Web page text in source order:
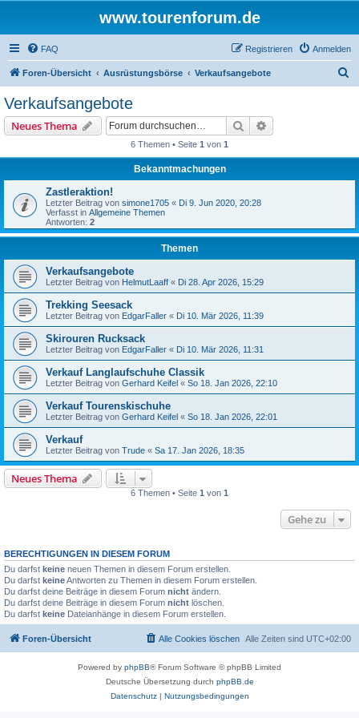
www.tourenforum.de
FAQ Anmelden
Registrieren
Foren-Übersicht Ausrüstungsbörse Verkaufsangebote
Verkaufsangebote
Neues Thema Suche
6 Themen • Seite 1 von 1
Bekanntmachungen
Zastleraktion!
Letzter Beitrag von simone1705 « Di 9. Jun 2020, 20:28
Verfasst in Allgemeine Themen
Antworten: 2
Themen
Verkaufsangebote
Letzter Beitrag von HelmutLaaff « Di 28. Apr 2026, 15:29
Trekking Seesack
Letzter Beitrag von EdgarFaller « Di 10. Mär 2026, 11:39
Skirouren Rucksack
Letzter Beitrag von EdgarFaller « Di 10. Mär 2026, 11:31
Verkauf Langlaufschuhe Classik
Letzter Beitrag von Gerhard Keifel « So 18. Jan 2026, 22:10
Verkauf Tourenskischuhe
Letzter Beitrag von Gerhard Keifel « So 18. Jan 2026, 22:01
Verkauf
Letzter Beitrag von Trude « Sa 17. Jan 2026, 18:35
Neues Thema
6 Themen • Seite 1 von 1
Gehe zu
BERECHTIGUNGEN IN DIESEM FORUM
Du darfst keine neuen Themen in diesem Forum erstellen.
Du darfst keineAntworten zu Themen in diesem Forum erstellen.
Du darfst deine Beiträge in diesem Forum nicht ändern.
Du darfst deine Beiträge in diesem Forum nicht löschen.
Du darfst keine Dateianhänge in diesem Forum erstellen.
Foren-Übersicht Alle Zeiten sind UTC+02:00
Alle Cookies löschen
Powered by phpBB® Forum Software © phpBB Limited
Deutsche Übersetzung durch phpBB.de
Datenschutz| Nutzungsbedingungen